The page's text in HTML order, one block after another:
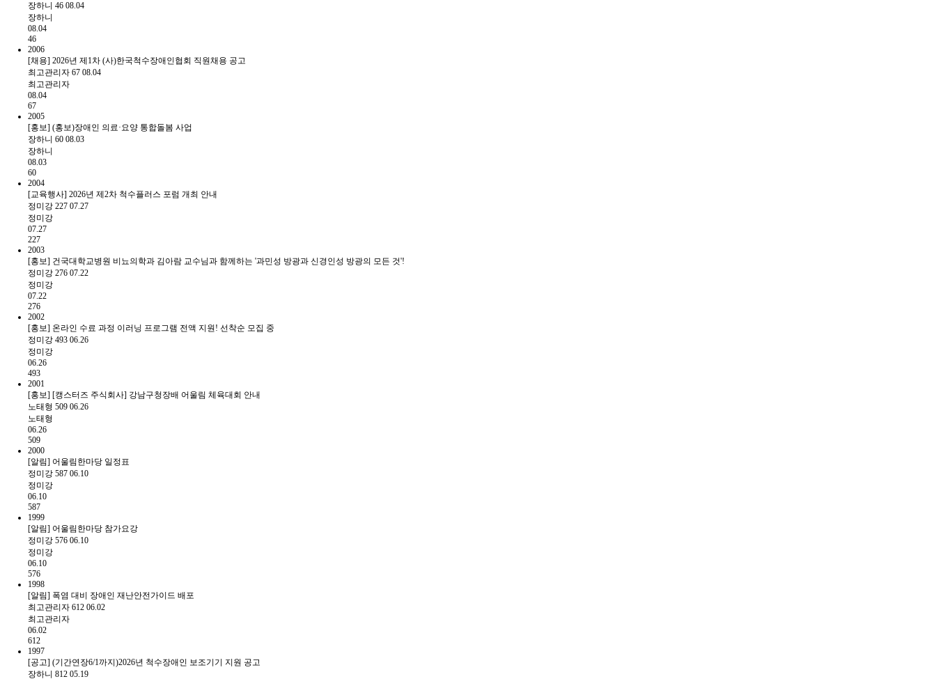
장하니 46 08.04
장하니
08.04
46
2006
[채용] 2026년 제1차 (사)한국척수장애인협회 직원채용 공고
최고관리자 67 08.04
최고관리자
08.04
67
2005
[홍보] (홍보)장애인 의료·요양 통합돌봄 사업
장하니 60 08.03
장하니
08.03
60
2004
[교육행사] 2026년 제2차 척수플러스 포럼 개최 안내
정미강 227 07.27
정미강
07.27
227
2003
[홍보] 건국대학교병원 비뇨의학과 김아람 교수님과 함께하는 '과민성 방광과 신경인성 방광의 모든 것'!
정미강 276 07.22
정미강
07.22
276
2002
[홍보] 온라인 수료 과정 이러닝 프로그램 전액 지원! 선착순 모집 중
정미강 493 06.26
정미강
06.26
493
2001
[홍보] [캥스터즈 주식회사] 강남구청장배 어울림 체육대회 안내
노태형 509 06.26
노태형
06.26
509
2000
[알림] 어울림한마당 일정표
정미강 587 06.10
정미강
06.10
587
1999
[알림] 어울림한마당 참가요강
정미강 576 06.10
정미강
06.10
576
1998
[알림] 폭염 대비 장애인 재난안전가이드 배포
최고관리자 612 06.02
최고관리자
06.02
612
1997
[공고] (기간연장6/1까지)2026년 척수장애인 보조기기 지원 공고
장하니 812 05.19